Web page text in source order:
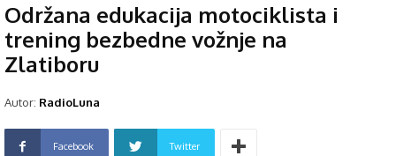
Održana edukacija motociklista i
trening bezbedne vožnje na
Zlatiboru
Autor: RadioLuna
Facebook Twitter